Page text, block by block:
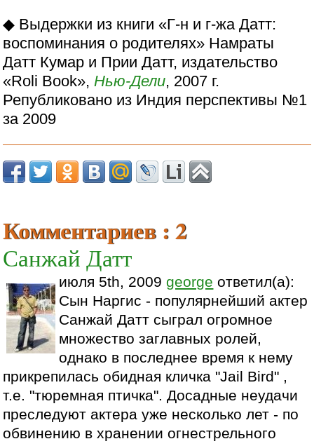
◆ Выдержки из книги «Г-н и г-жа Датт:
воспоминания о родителях» Намраты
Датт Кумар и Прии Датт, издательство
«Roli Book»,Нью-Дели, 2007 г.
Републиковано из Индия перспективы №1
за 2009
Комментариев : 2
Санжай Датт
июля 5th, 2009george ответил(а):
Сын Наргис - популярнейший актер
Санжай Датт сыграл огромное
множество заглавных ролей,
однако в последнее время к нему
прикрепилась обидная кличка "Jail Bird" ,
т.е. "тюремная птичка". Досадные неудачи
преследуют актера уже несколько лет - по
обвинению в хранении огнестрельного